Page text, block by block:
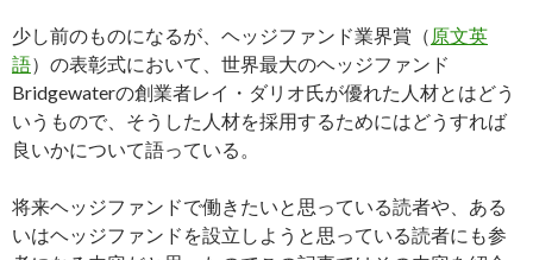
少し前のものになるが、ヘッジファンド業界賞（ 原文英
語）の表彰式において、世界最大のヘッジファンド
Bridgewaterの創業者レイ・ダリオ氏が優れた人材とはどう
いうもので、そうした人材を採用するためにはどうすれば
良いかについて語っている。
将来ヘッジファンドで働きたいと思っている読者や、ある
いはヘッジファンドを設立しようと思っている読者にも参